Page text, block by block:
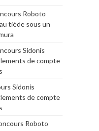
Roboto
tiède sous un
Sidonis
de compte
Sidonis
de compte
Roboto